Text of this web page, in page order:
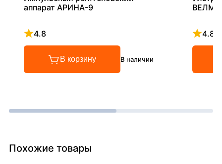
аппарат АРИНА-9
4.8
Рейтинг 4.8 из 5
В корзину В наличии
4.8
Похожие товары